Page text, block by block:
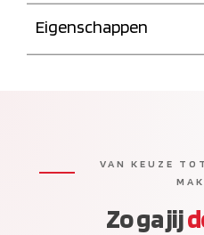
Eigenschappen
VAN KEUZE
Zo ga jij